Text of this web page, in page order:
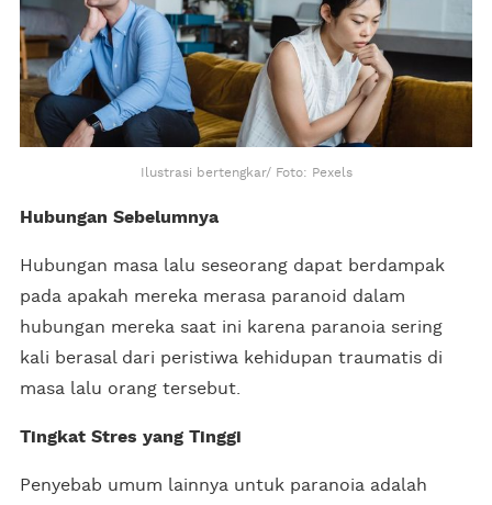
Ilustrasi bertengkar/ Foto: Pexels
Hubungan Sebelumnya
Hubungan masa lalu seseorang dapat berdampak
pada apakah mereka merasa paranoid dalam
hubungan mereka saat ini karena paranoia sering
kali berasal dari peristiwa kehidupan traumatis di
masa lalu orang tersebut.
Tingkat Stres yang Tinggi
Penyebab umum lainnya untuk paranoia adalah